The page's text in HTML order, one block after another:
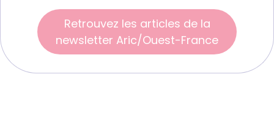
Retrouvez les articles de la
newsletter Aric/Ouest-France